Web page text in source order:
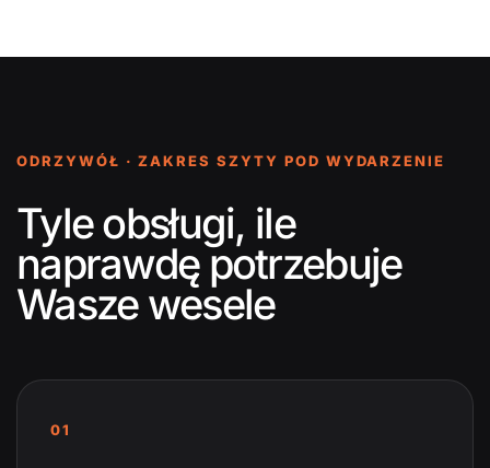
ODRZYWÓŁ · ZAKRES SZYTY POD WYDARZENIE
Tyle obsługi, ile
naprawdę potrzebuje
Wasze wesele
01